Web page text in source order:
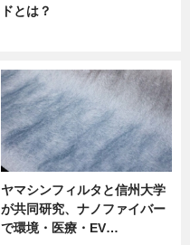
ドとは？
ヤマシンフィルタと信州大学
が共同研究、ナノファイバー
で環境・医療・EV…